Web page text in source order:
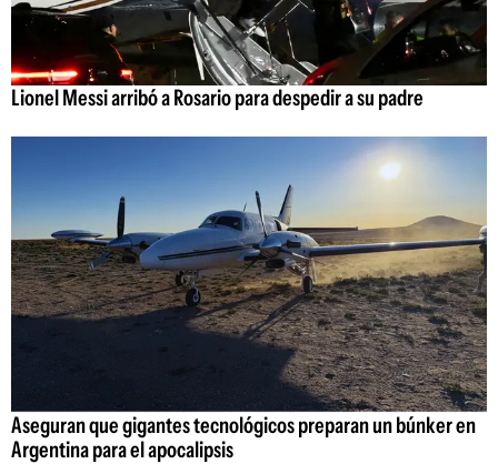
Lionel Messi arribó a Rosario para despedir a su padre
Aseguran que gigantes tecnológicos preparan un búnker en
Argentina para el apocalipsis